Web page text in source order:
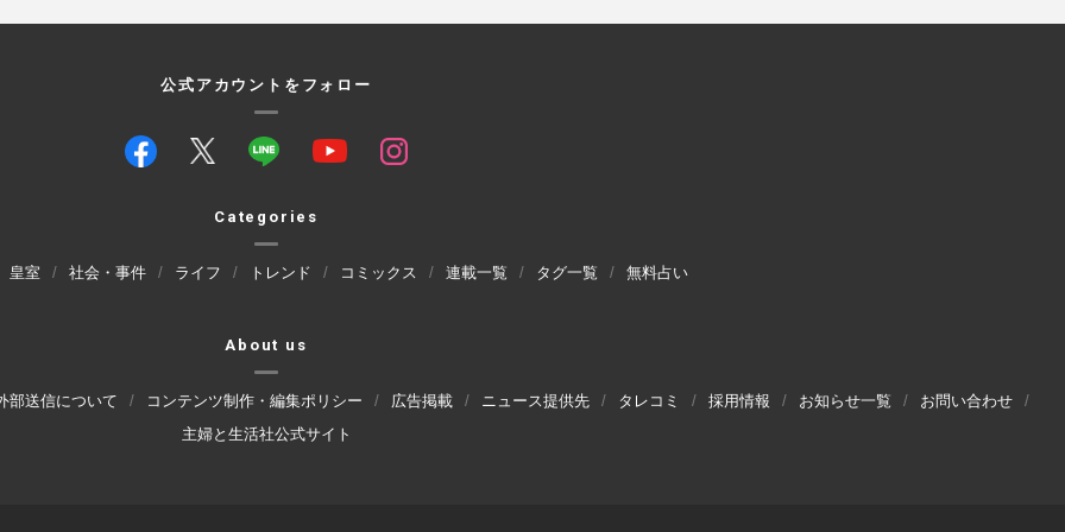
公式アカウントをフォロー
Categories
皇室 社会・事件 ライフ トレンド コミックス 連載一覧 タグ一覧 無料占い
About us
部送信について コンテンツ制作・編集ポリシー 広告掲載 ニュース提供先 タレコミ 採用情報 お知らせ一覧
お問い合わせ
主婦と生活社公式サイト